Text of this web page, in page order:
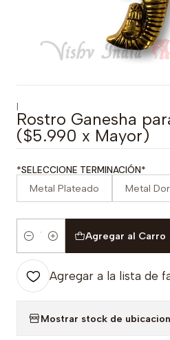
|
Rostro Ganesha
($5.990 x Mayor)
*SELECCIONE TERMINACIÓN*
Metal Plateado Metal
Cantidad
Agregar al Carro
Agregar a la lista de
Mostrar stock de